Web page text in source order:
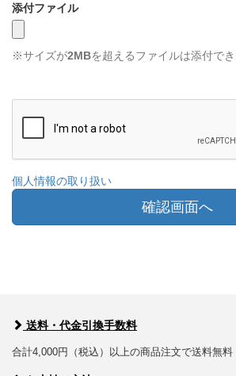
添付ファイル
※サイズが2MBを超えるファイルは添付でき
個人情報の取り扱い
確認画面へ
送料・代金引換手数料
合計4,000円（税込）以上の商品注文で送料無料